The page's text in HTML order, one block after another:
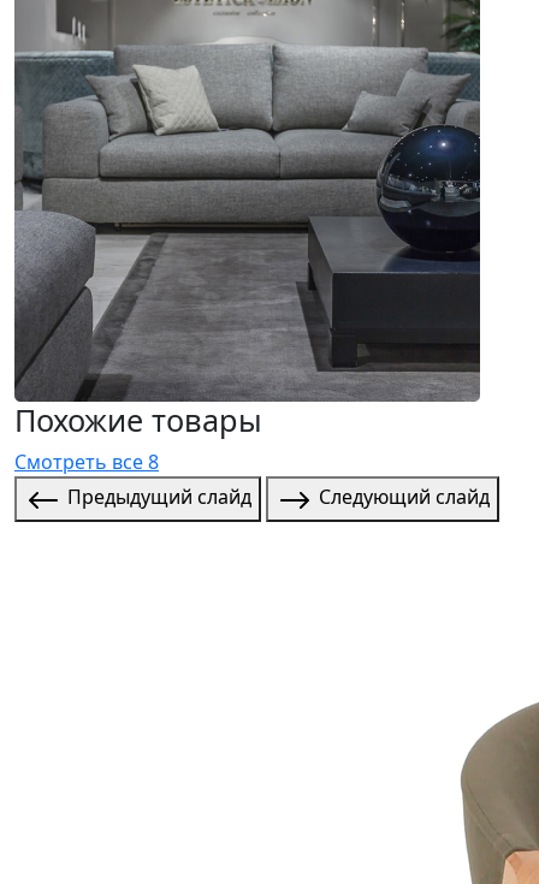
Похожие товары
Смотреть все 8
Предыдущий слайд
Следующий слайд